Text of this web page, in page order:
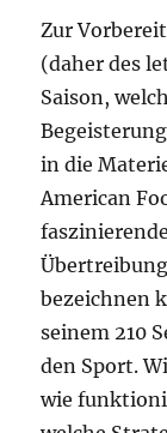
Zur
(daher des
Saison,
in die
American
bezeichnen
seinem 210
den Sport.
wie